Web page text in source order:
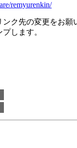
remyurenkin/
ク先の変更をお願
します。